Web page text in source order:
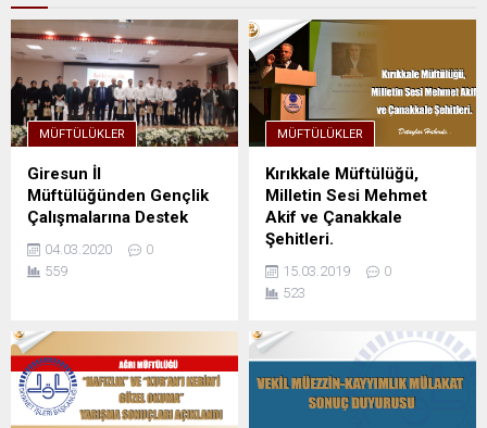
MÜFTÜLÜKLER
Giresun İl
Müftülüğünden Gençlik
Çalışmalarına Destek
04.03.2020
0
559
MÜFTÜLÜKLER
Kırıkkale Müftülüğü,
Milletin Sesi Mehmet
Akif ve Çanakkale
Şehitleri.
15.03.2019
0
523